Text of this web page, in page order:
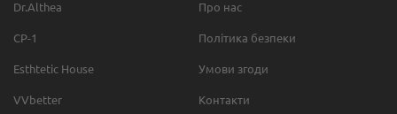
Dr.Althea
CP-1
Esthtetic House
VVbetter
Про нас
Політика безпеки
Умови згоди
Контакти